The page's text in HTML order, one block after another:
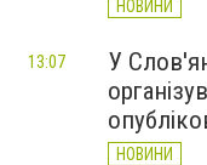
НОВИНИ
У
НОВИНИ
13:07